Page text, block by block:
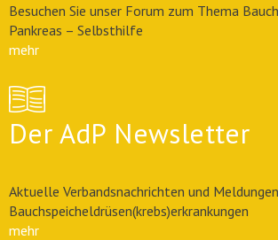
Besuchen Sie unser Forum zum Thema
Pankreas – Selbsthilfe
mehr
Der AdP Newsletter
Aktuelle Verbandsnachrichten und
Bauchspeicheldrüsen(krebs)erkrankungen
mehr